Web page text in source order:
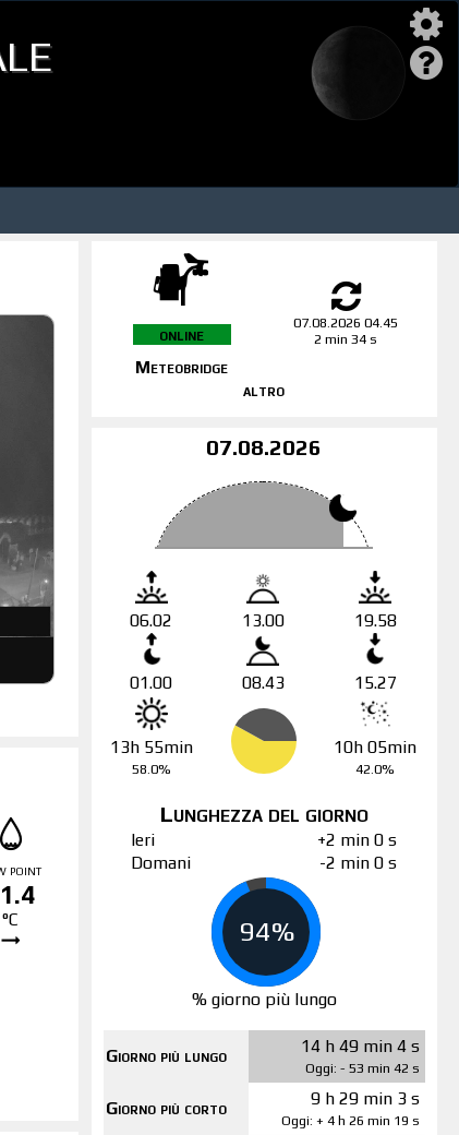
point
°C
online
Meteobridge
07.08.2026 04.45
2 min 34 s
altro
07.08.2026
06.02 13.00 19.58
01.00 08.43 15.27
13h 55min
58.0%
10h 05min
42.0%
Lunghezza del giorno
Ieri
+2 min 0 s
Domani
-2 min 0 s
94%
% giorno più lungo
Giorno più lungo 14 h 49 min 4 s
Oggi: - 53 min 42 s
Giorno più corto 9 h 29 min 3 s
Oggi: + 4 h 26 min 19 s